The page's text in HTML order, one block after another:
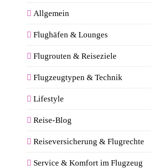
Allgemein
Flughäfen & Lounges
Flugrouten & Reiseziele
Flugzeugtypen & Technik
Lifestyle
Reise-Blog
Reiseversicherung & Flugrechte
Service & Komfort im Flugzeug